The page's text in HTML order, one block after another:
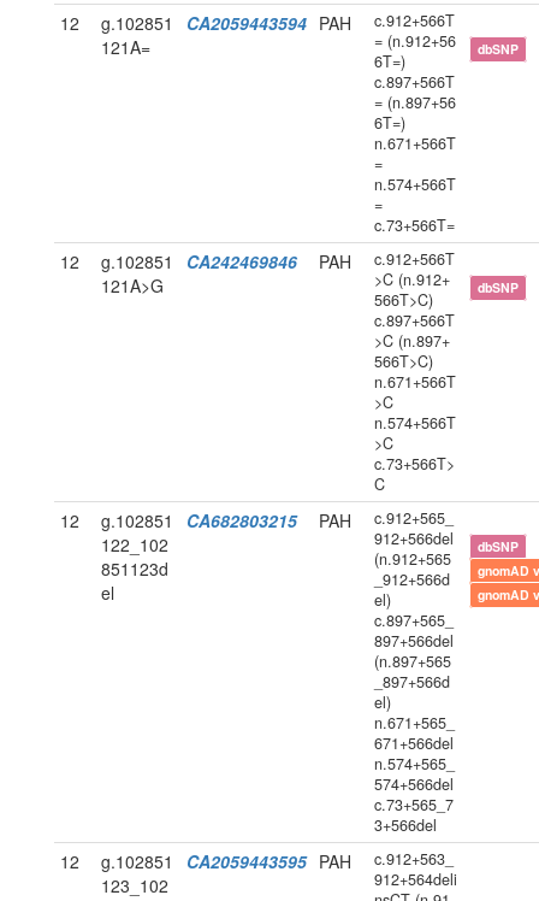
12
g.102851
121A=
CA2059443594 PAH
c.912+566T
= (n.912+56
6T=)
c.897+566T
= (n.897+56
6T=)
n.671+566T
=
n.574+566T
=
c.73+566T=
dbSNP
12
g.102851
121A>G
CA242469846 PAH
c.912+566T
>C (n.912+
566T>C)
c.897+566T
>C (n.897+
566T>C)
n.671+566T
>C
n.574+566T
>C
c.73+566T>
C
dbSNP
12
g.102851
122_102
851123d
el
CA682803215 PAH
c.912+565_
912+566del
(n.912+565
_912+566d
el)
c.897+565_
897+566del
(n.897+565
_897+566d
el)
n.671+565_
671+566del
n.574+565_
574+566del
c.73+565_7
3+566del
dbSNP
gnomAD
gnomAD
12
g.102851
123_102
CA2059443595 PAH
c.912+563_
912+564deli